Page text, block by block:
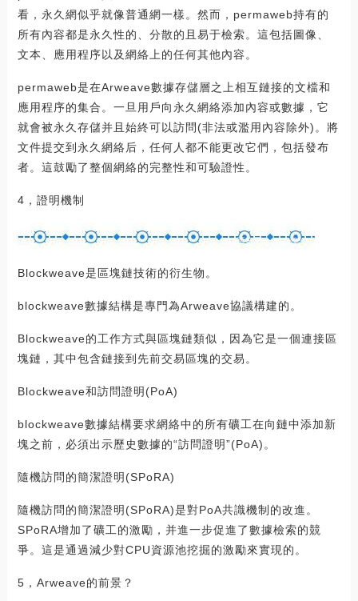
看，永久網似乎就像普通網一樣。然而，permaweb持有的
所有內容都是永久性的、分散的且易于檢索。這包括圖像、
文本、應用程序以及網絡上的任何其他內容。
permaweb是在Arweave數據存儲層之上相互鏈接的文檔和
應用程序的集合。一旦用戶向永久網絡添加內容或數據，它
就會被永久存儲并且始終可以訪問(非法或濫用內容除外)。將
文件提交到永久網絡后，任何人都不能更改它們，包括發布
者。這鼓勵了整個網絡的完整性和可驗證性。
4，證明機制
Blockweave是區塊鏈技術的衍生物。
blockweave數據結構是專門為Arweave協議構建的。
Blockweave的工作方式與區塊鏈類似，因為它是一個連接區
塊鏈，其中包含鏈接到先前交易區塊的交易。
Blockweave和訪問證明(PoA)
blockweave數據結構要求網絡中的所有礦工在向鏈中添加新
塊之前，必須出示歷史數據的“訪問證明”(PoA)。
隨機訪問的簡潔證明(SPoRA)
隨機訪問的簡潔證明(SPoRA)是對PoA共識機制的改進。
SPoRA增加了礦工的激勵，并進一步促進了數據檢索的競
爭。這是通過減少對CPU資源池挖掘的激勵來實現的。
5，Arweave的前景？